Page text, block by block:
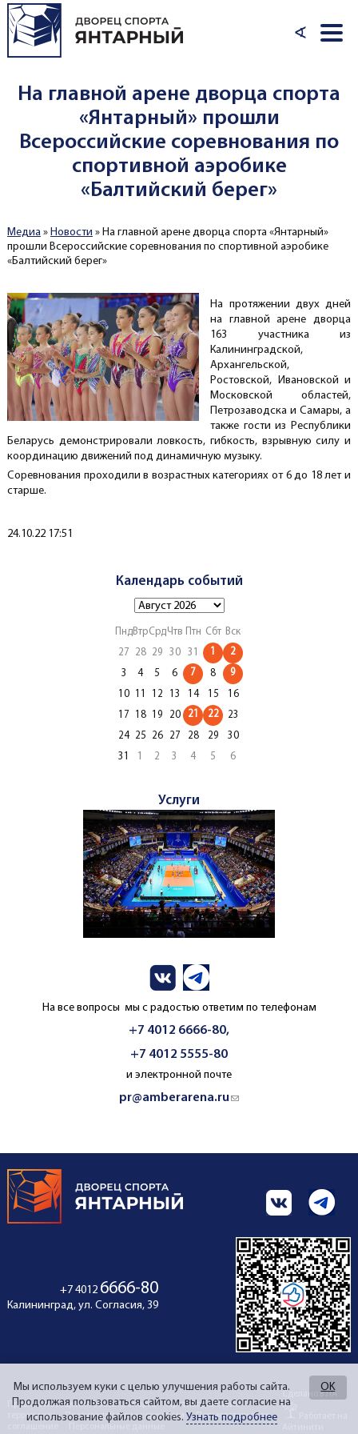
Перейти к основному содержанию
∢
На главной арене дворца спорта
«Янтарный» прошли
Всероссийские соревнования по
спортивной аэробике
«Балтийский берег»
Вы здесь
Медиа» Новости » На главной арене дворца спорта «Янтарный»
прошли Всероссийские соревнования по спортивной аэробике
«Балтийский берег»
На протяжении двух дней
на главной арене дворца
163 участника из
Калининградской,
Архангельской,
Ростовской, Ивановской и
Московской областей,
Петрозаводска и Самары, а
также гости из Республики
Беларусь демонстрировали ловкость, гибкость, взрывную силу и
координацию движений под динамичную музыку.
Соревнования проходили в возрастных категориях от 6 до 18 лет и
старше.
Создано
24.10.22 17:51
Календарь событий
ПндВтрСрдЧтв Птн Сбт Вск
27
28 29 30 31 1 2
3 4 5 6 7 8 9
10 12 13 14 15
16
17
18 19 20 21 22
23
24
25 26 27 28 29
30
31
2 3 4 5 6
Услуги
На все вопросы мы с радостью ответим по телефонам
+7 4012 6666-80,
+7 4012 5555-80
и электронной почте
pr@amberarena.ru(link sends e-mail)
+7 4012 6666-80
Калининград, ул. Согласия, 39
Правила посещения объекта спорта
Противодействие
терроризму
Противодействие коррупции
Пользовательское
Сделано в ЛА
Мы используем куки с целью улучшения работы сайта.
Продолжая пользоваться сайтом, вы даете согласие на
использование файлов cookies. Узнать подробнее
OK